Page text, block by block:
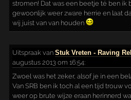
stromen! Dat was een beetje té ben ik
gewoonlijk weer zware herrie en laat
wij juist van van houden
Uitspraak vanStuk Vreten - Raving
augustus 2013 om 16:54:
Zwoel was het zeker, alsof je in een
Van SRB ben ik toch al een tijd trouw
weer op brute wijze eraan herinnerd